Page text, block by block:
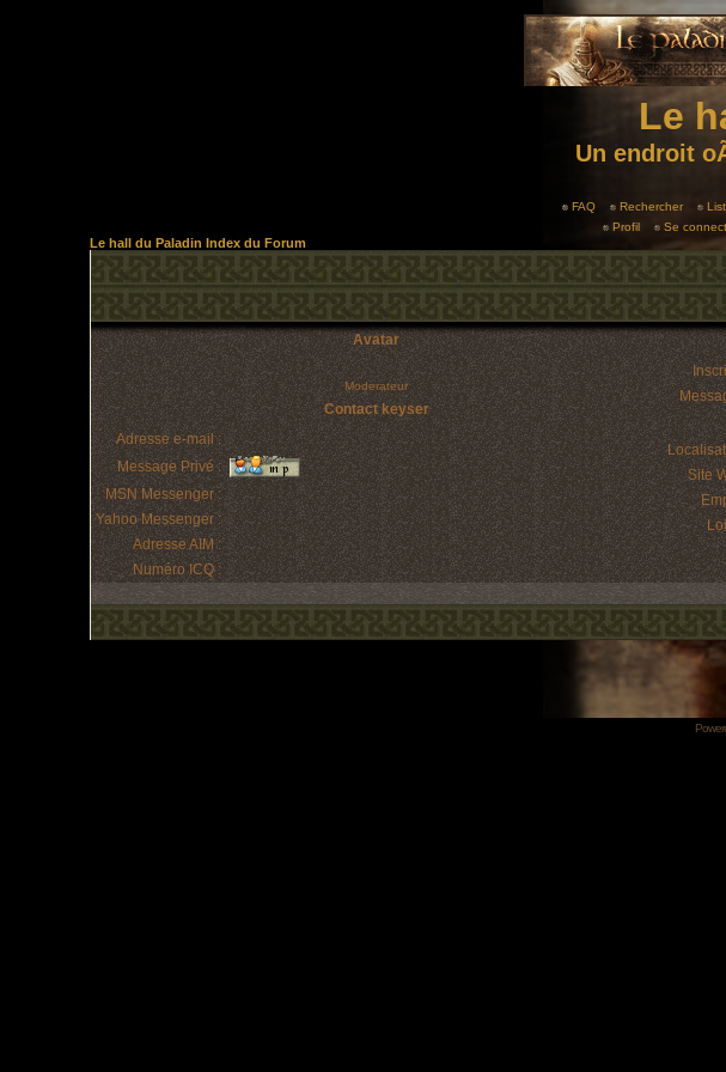
Le
Un endroit
FAQ Rechercher
Profil
Se
Le hall du Paladin Index du Forum
Avatar
Moderateur
Site
Contact keyser
Adresse e-mail :
Message Privé :
MSN Messenger :
Yahoo Messenger :
Adresse AIM :
Numéro ICQ :